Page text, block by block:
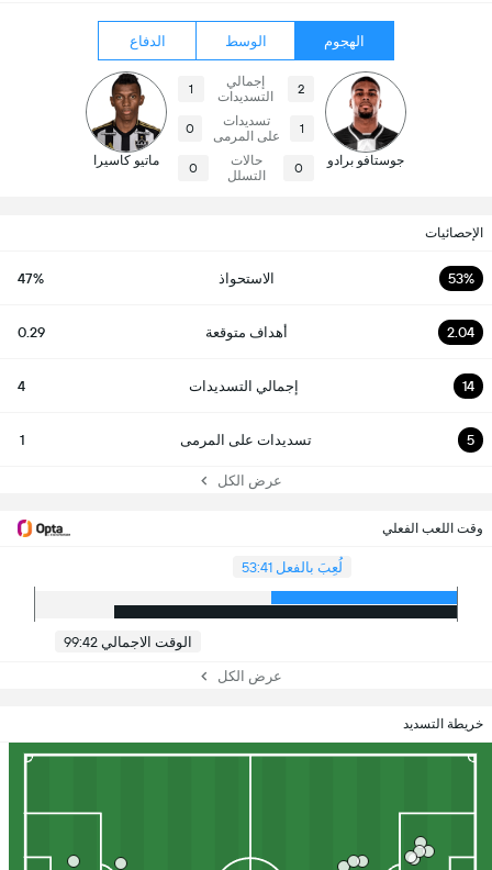
الهجوم الوسط الدفاع
جوستافو برادو
2
إجمالي
التسديدات
1
1
تسديدات
على المرمى
0
0
حالات
التسلل
0 ماتيو كاسيرا
الإحصائيات
53% الاستحواذ 47%
2.04 أهداف متوقعة 0.29
14 إجمالي التسديدات 4
5 تسديدات على المرمى 1
عرض الكل
وقت اللعب الفعلي
لُعِبَ بالفعل 53:41
الوقت الاجمالي 99:42
عرض الكل
خريطة التسديد